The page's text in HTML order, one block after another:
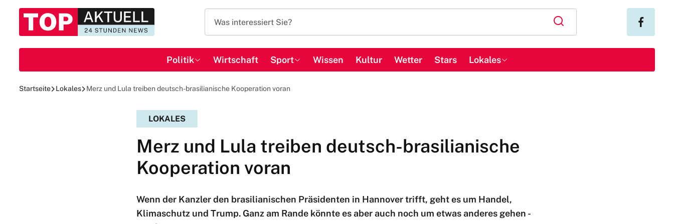
Politik Wirtschaft Sport Wissen Kultur Wetter Stars Lokales
Startseite Lokales Merz und Lula treiben deutsch-brasilianische Kooperation voran
LOKALES
Merz und Lula treiben deutsch-brasilianische
Kooperation voran
Wenn der Kanzler den brasilianischen Präsidenten in Hannover trifft, geht es um Handel,
Klimaschutz und Trump. Ganz am Rande könnte es aber auch noch um etwas anderes gehen -